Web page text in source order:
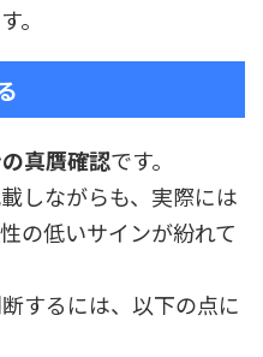
。
真贋確認です。
しながらも、実際には
の低いサインが紛れて
するには、以下の点に